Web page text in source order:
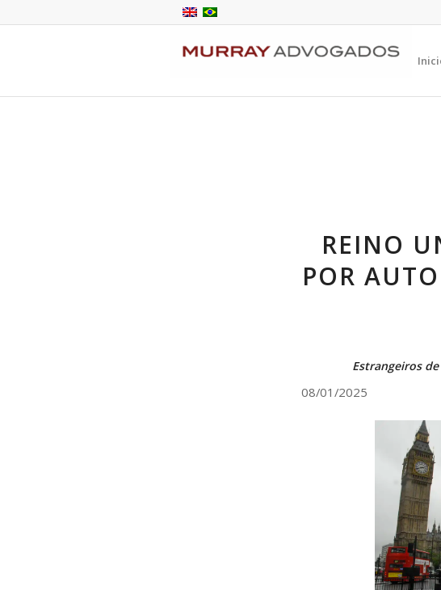
REINO
POR
Estrangeiros
08/01/2025